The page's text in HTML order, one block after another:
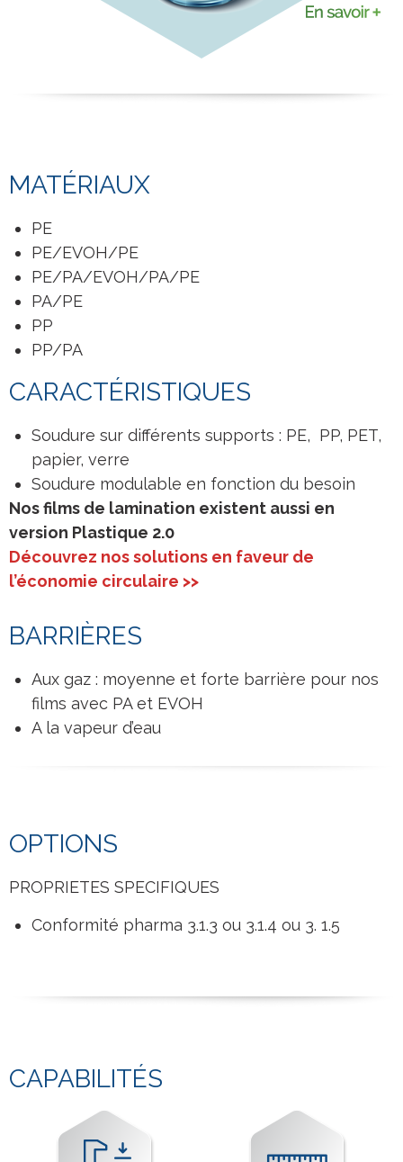
MATÉRIAUX
PE
PE/EVOH/PE
PE/PA/EVOH/PA/PE
PA/PE
PP
PP/PA
CARACTÉRISTIQUES
Soudure sur différents supports : PE, PP, PET,
papier, verre
Soudure modulable en fonction du besoin
Nos films de lamination existent aussi en
version Plastique 2.0
Découvrez nos solutions en faveur de
l’économie circulaire >>
BARRIÈRES
Aux gaz : moyenne et forte barrière pour nos
films avec PA et EVOH
A la vapeur d’eau
OPTIONS
PROPRIETES SPECIFIQUES
Conformité pharma 3.1.3 ou 3.1.4 ou 3. 1.5
CAPABILITÉS